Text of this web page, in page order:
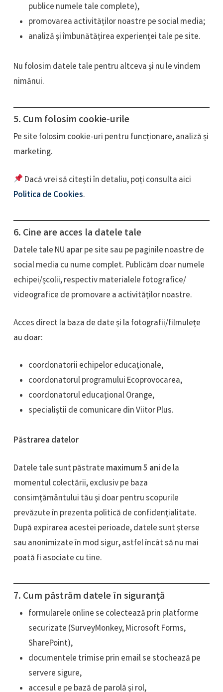
publice numele tale complete),
promovarea activităților noastre pe social media;
analiză și îmbunătățirea experienței tale pe site.
Nu folosim datele tale pentru altceva și nu le vindem
nimănui.
5. Cum folosim cookie-urile
Pe site folosim cookie-uri pentru funcționare, analiză și
marketing.
Dacă vrei să citești în detaliu, poți consulta aici
Politica de Cookies.
6. Cine are acces la datele tale
Datele tale NU apar pe site sau pe paginile noastre de
social media cu nume complet. Publicăm doar numele
echipei/școlii, respectiv materialele fotografice/
videografice de promovare a activităților noastre.
Acces direct la baza de date și la fotografii/filmulețe
au doar:
coordonatorii echipelor educaționale,
coordonatorul programului Ecoprovocarea,
coordonatorul educațional Orange,
specialiștii de comunicare din Viitor Plus.
Păstrarea datelor
Datele tale sunt păstrate maximum 5 ani de la
momentul colectării, exclusiv pe baza
consimțământului tău și doar pentru scopurile
prevăzute în prezenta politică de confidențialitate.
După expirarea acestei perioade, datele sunt șterse
sau anonimizate în mod sigur, astfel încât să nu mai
poată fi asociate cu tine.
7. Cum păstrăm datele în siguranță
formularele online se colectează prin platforme
securizate (SurveyMonkey, Microsoft Forms,
SharePoint),
documentele trimise prin email se stochează pe
servere sigure,
accesul e pe bază de parolă și rol,